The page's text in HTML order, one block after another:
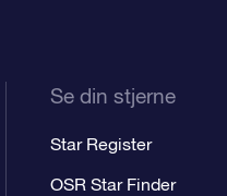
Se din stjerne
Star Register
OSR Star Finder